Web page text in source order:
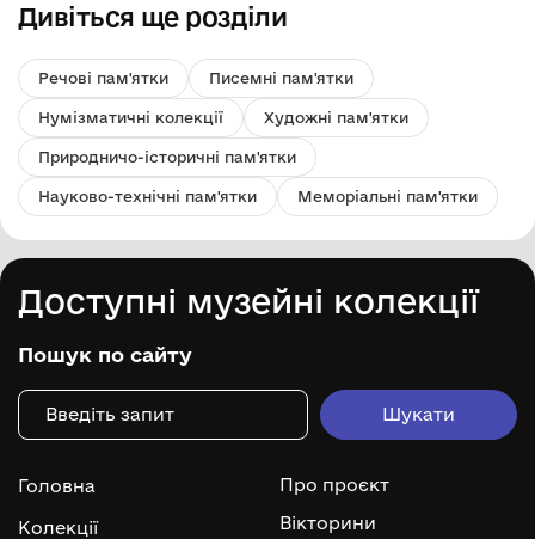
Дивіться ще розділи
Речові пам'ятки Писемні пам'ятки
Нумізматичні колекції Художні пам'ятки
Природничо-історичні пам'ятки
Науково-технічні пам'ятки Меморіальні пам'ятки
Доступні музейні колекції
Пошук по сайту
Головна
Колекції
Про проєкт
Вікторини